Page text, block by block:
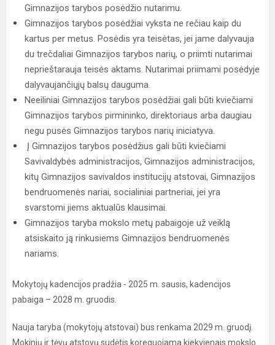
Gimnazijos tarybos posėdžio nutarimu.
Gimnazijos tarybos posėdžiai vyksta ne rečiau kaip du
kartus per metus. Posėdis yra teisėtas, jei jame dalyvauja
du trečdaliai Gimnazijos tarybos narių, o priimti nutarimai
neprieštarauja teisės aktams. Nutarimai priimami posėdyje
dalyvaujančiųjų balsų dauguma.
Neeiliniai Gimnazijos tarybos posėdžiai gali būti kviečiami
Gimnazijos tarybos pirmininko, direktoriaus arba daugiau
negu pusės Gimnazijos tarybos narių iniciatyva.
Į Gimnazijos tarybos posėdžius gali būti kviečiami
Savivaldybės administracijos, Gimnazijos administracijos,
kitų Gimnazijos savivaldos institucijų atstovai, Gimnazijos
bendruomenės nariai, socialiniai partneriai, jei yra
svarstomi jiems aktualūs klausimai.
Gimnazijos taryba mokslo metų pabaigoje už veiklą
atsiskaito ją rinkusiems Gimnazijos bendruomenės
nariams.
Mokytojų kadencijos pradžia - 2025 m. sausis, kadencijos
pabaiga – 2028 m. gruodis.
Nauja taryba (mokytojų atstovai) bus renkama 2029 m. gruodį.
Mokinių ir tėvų atstovų sudėtis koreguojama kiekvienais mokslo